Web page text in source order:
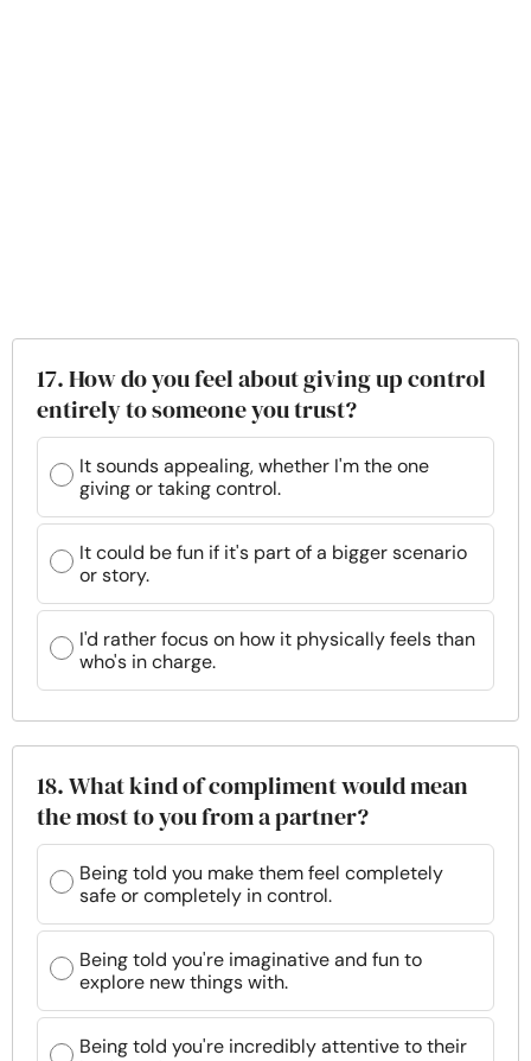
17. How do you feel about giving up control
entirely to someone you trust?
It sounds appealing, whether I'm the one
giving or taking control.
It could be fun if it's part of a bigger scenario
or story.
I'd rather focus on how it physically feels than
who's in charge.
18. What kind of compliment would mean
the most to you from a partner?
Being told you make them feel completely
safe or completely in control.
Being told you're imaginative and fun to
explore new things with.
Being told you're incredibly attentive to their